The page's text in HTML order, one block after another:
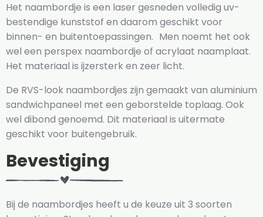
Het naambordje is een laser gesneden volledig uv-
bestendige kunststof en daarom geschikt voor
binnen- en buitentoepassingen. Men noemt het ook
wel een perspex naambordje of acrylaat naamplaat.
Het materiaal is ijzersterk en zeer licht.
De RVS-look naambordjes zijn gemaakt van aluminium
sandwichpaneel met een geborstelde toplaag. Ook
wel dibond genoemd. Dit materiaal is uitermate
geschikt voor buitengebruik.
Bevestiging
Bij de naambordjes heeft u de keuze uit 3 soorten